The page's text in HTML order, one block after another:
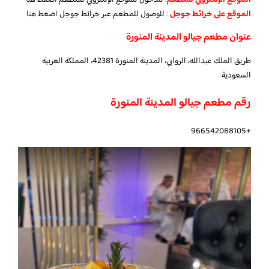
الموقع على خرائط جوجل:للوصول للمطعم عبر خرائط جوجلاضغط هنا
عنوان مطعم جيالو المدينة المنورة
طريق الملك عبدالله، الروابي، المدينة المنورة 42381، المملكة العربية
السعودية
رقم مطعم جيالو المدينة المنورة
+966542088105